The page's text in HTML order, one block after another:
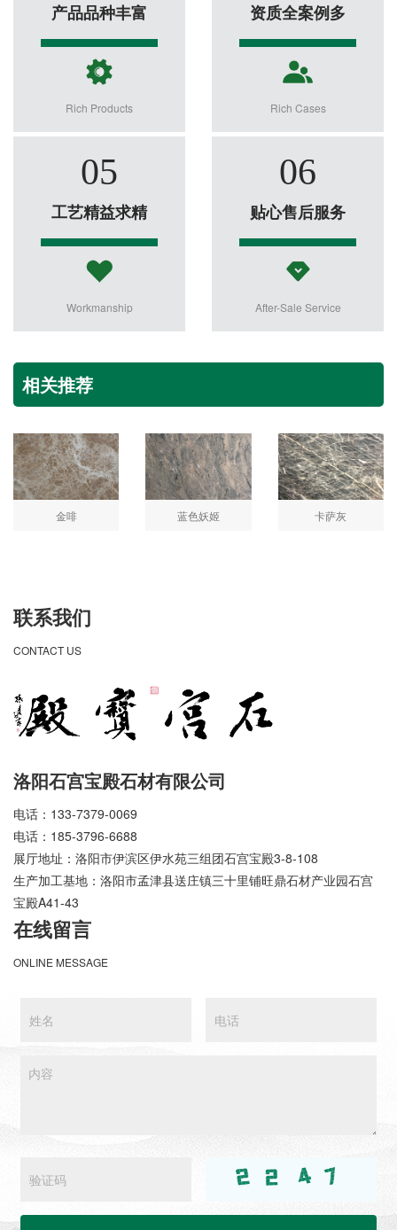
产品品种丰富
Rich Products
资质全案例多
Rich Cases
05
工艺精益求精
Workmanship
06
贴心售后服务
After-Sale Service
相关推荐
金啡 蓝色妖姬 卡萨灰
联系我们
CONTACT US
洛阳石宫宝殿石材有限公司
电话：133-7379-0069
电话：185-3796-6688
展厅地址：洛阳市伊滨区伊水苑三组团石宫宝殿3-8-108
生产加工基地：洛阳市孟津县送庄镇三十里铺旺鼎石材产业园石宫
宝殿A41-43
在线留言
ONLINE MESSAGE